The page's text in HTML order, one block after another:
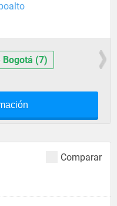
Bogotá (7)
Comparar